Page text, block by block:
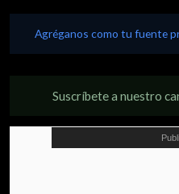
Agréganos como tu fuente
Suscríbete a nuestro